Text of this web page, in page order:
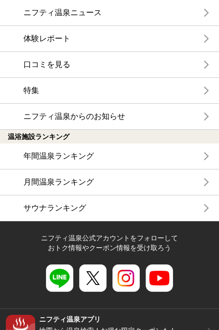
ニフティ温泉ニュース
体験レポート
口コミを見る
特集
ニフティ温泉からのお知らせ
温浴施設ランキング
年間温泉ランキング
月間温泉ランキング
サウナランキング
ニフティ温泉公式アカウントをフォローして
おトク情報やクーポン情報を受け取ろう
ニフティ温泉アプリ